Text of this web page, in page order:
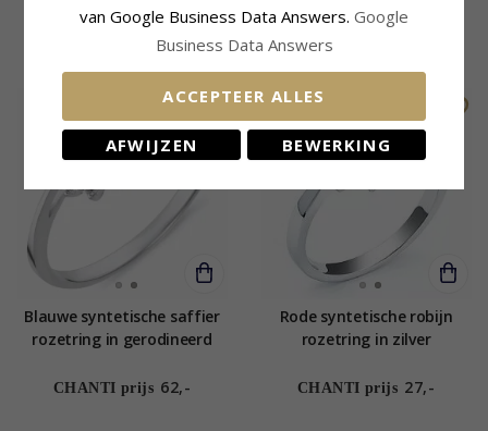
86,-
Blauwe syntetische saffier
rozetring in gerodineerd
CHANTI prijs 62,-
Rode syntetische robijn
rozetring in zilver
CHANTI prijs 27,-
van Google Business Data Answers. Google
Business Data Answers
ACCEPTEER ALLES
AFWIJZEN BEWERKING